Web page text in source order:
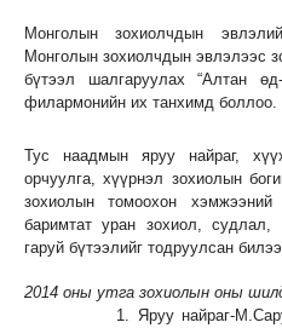
Монголын зохиолчдын
Монголын зохиолчдын эвлэлээс
бүтээл шалгаруулах “Алтан
филармонийн их танхимд боллоо.
Тус наадмын яруу найраг,
орчуулга, хүүрнэл зохиолын
зохиолын томоохон
баримтат уран зохиол,
гаруй бүтээлийг тодруулсан
2014 оны утга зохиолын оны
1. Яруу найраг-